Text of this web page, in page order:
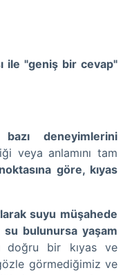
ile "geniş bir cevap"
deneyimlerini
veya anlamını tam
göre, kıyas
suyu müşahede
bulunursa yaşam
doğru bir kıyas ve
görmediğimiz ve